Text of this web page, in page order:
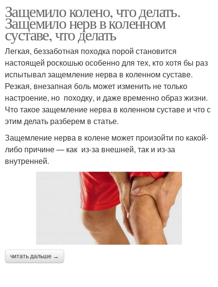
Защемило колено, что делать.
Защемило нерв в коленном
суставе, что делать
Легкая, беззаботная походка порой становится
настоящей роскошью особенно для тех, кто хотя бы раз
испытывал защемление нерва в коленном суставе.
Резкая, внезапная боль может изменить не только
настроение, но походку, и даже временно образ жизни.
Что такое защемление нерва в коленном суставе и что с
этим делать разберем в статье.
Защемление нерва в колене может произойти по какой-
либо причине — как из-за внешней, так и из-за
внутренней.
читать дальше →